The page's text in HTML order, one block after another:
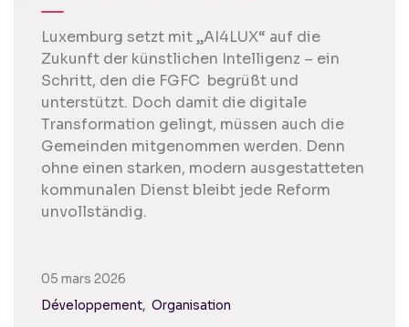
Luxemburg setzt mit „AI4LUX“ auf die
Zukunft der künstlichen Intelligenz – ein
Schritt, den die FGFC begrüßt und
unterstützt. Doch damit die digitale
Transformation gelingt, müssen auch die
Gemeinden mitgenommen werden. Denn
ohne einen starken, modern ausgestatteten
kommunalen Dienst bleibt jede Reform
unvollständig.
05 mars 2026
Développement Organisation